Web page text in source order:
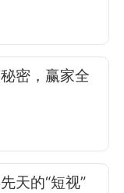
密，赢家全
天的“短视”